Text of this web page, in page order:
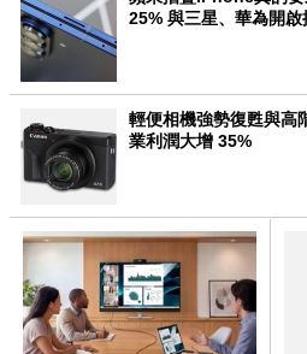
25% 與三星、華為開啟
輕便相機強勢復甦與高
業利潤大增 35%